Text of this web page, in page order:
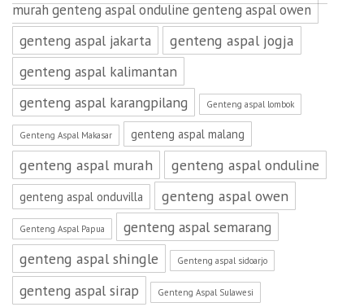
murah genteng aspal onduline genteng aspal owen
genteng aspal jakarta
genteng aspal jogja
genteng aspal kalimantan
genteng aspal karangpilang
Genteng aspal lombok
Genteng Aspal Makasar genteng aspal malang
genteng aspal murah genteng aspal onduline
genteng aspal onduvilla genteng aspal owen
Genteng Aspal Papua
genteng aspal semarang
genteng aspal shingle
Genteng aspal sidoarjo
genteng aspal sirap Genteng Aspal Sulawesi